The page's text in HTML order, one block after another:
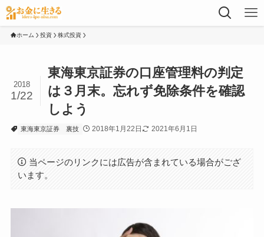
ホーム 投資 株式投資
東海東京証券の口座管理料の判定
は３月末。忘れず免除条件を確認
しよう
2018
1/22
東海東京証券 裏技 2018年1月22日 2021年6月1日
当ページのリンクには広告が含まれている場合がござ
います。